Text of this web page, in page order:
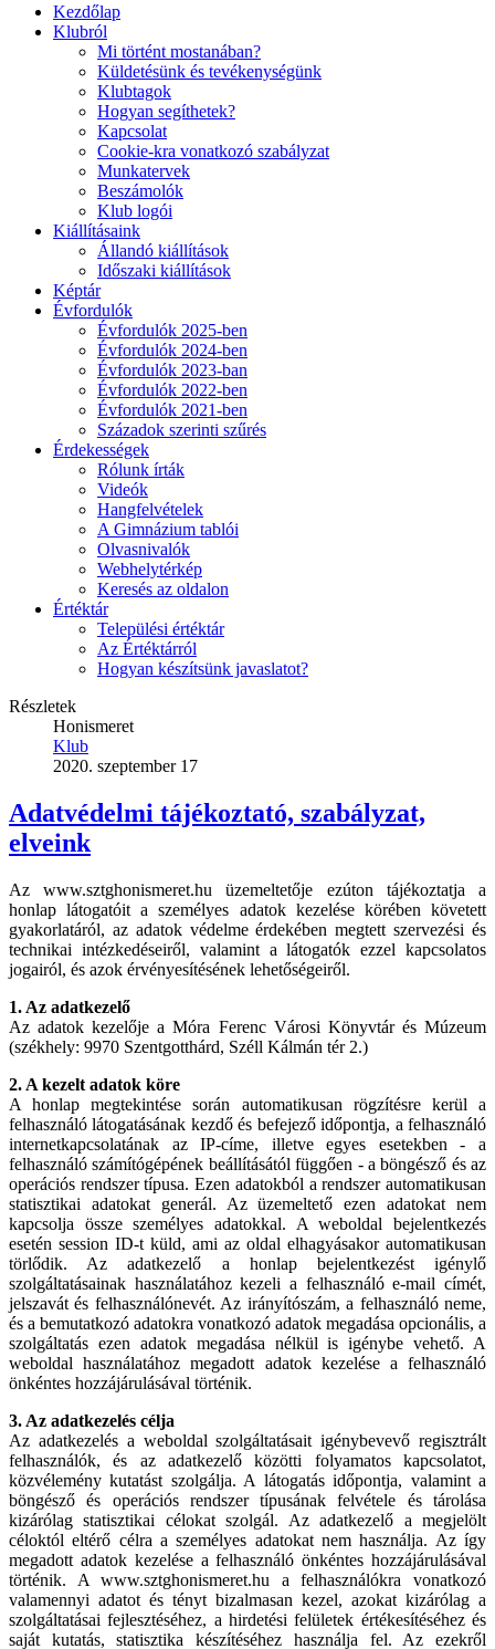
Kezdőlap
Klubról
Mi történt mostanában?
Küldetésünk és tevékenységünk
Klubtagok
Hogyan segíthetek?
Kapcsolat
Cookie-kra vonatkozó szabályzat
Munkatervek
Beszámolók
Klub logói
Kiállításaink
Állandó kiállítások
Időszaki kiállítások
Képtár
Évfordulók
Évfordulók 2025-ben
Évfordulók 2024-ben
Évfordulók 2023-ban
Évfordulók 2022-ben
Évfordulók 2021-ben
Századok szerinti szűrés
Érdekességek
Rólunk írták
Videók
Hangfelvételek
A Gimnázium tablói
Olvasnivalók
Webhelytérkép
Keresés az oldalon
Értéktár
Települési értéktár
Az Értéktárról
Hogyan készítsünk javaslatot?
Részletek
Honismeret
Klub
2020. szeptember 17
Adatvédelmi tájékoztató, szabályzat,
elveink
Az www.sztghonismeret.hu üzemeltetője ezúton tájékoztatja a
honlap látogatóit a személyes adatok kezelése körében követett
gyakorlatáról, az adatok védelme érdekében megtett szervezési és
technikai intézkedéseiről, valamint a látogatók ezzel kapcsolatos
jogairól, és azok érvényesítésének lehetőségeiről.
1. Az adatkezelő
Az adatok kezelője a Móra Ferenc Városi Könyvtár és Múzeum
(székhely: 9970 Szentgotthárd, Széll Kálmán tér 2.)
2. A kezelt adatok köre
A honlap megtekintése során automatikusan rögzítésre kerül a
felhasználó látogatásának kezdő és befejező időpontja, a felhasználó
internetkapcsolatának az IP-címe, illetve egyes esetekben - a
felhasználó számítógépének beállításától függően - a böngésző és az
operációs rendszer típusa. Ezen adatokból a rendszer automatikusan
statisztikai adatokat generál. Az üzemeltető ezen adatokat nem
kapcsolja össze személyes adatokkal. A weboldal bejelentkezés
esetén session ID-t küld, ami az oldal elhagyásakor automatikusan
törlődik. Az adatkezelő a honlap bejelentkezést igénylő
szolgáltatásainak használatához kezeli a felhasználó e-mail címét,
jelszavát és felhasználónevét. Az irányítószám, a felhasználó neme,
és a bemutatkozó adatokra vonatkozó adatok megadása opcionális, a
szolgáltatás ezen adatok megadása nélkül is igénybe vehető. A
weboldal használatához megadott adatok kezelése a felhasználó
önkéntes hozzájárulásával történik.
3. Az adatkezelés célja
Az adatkezelés a weboldal szolgáltatásait igénybevevő regisztrált
felhasználók, és az adatkezelő közötti folyamatos kapcsolatot,
közvélemény kutatást szolgálja. A látogatás időpontja, valamint a
böngésző és operációs rendszer típusának felvétele és tárolása
kizárólag statisztikai célokat szolgál. Az adatkezelő a megjelölt
céloktól eltérő célra a személyes adatokat nem használja. Az így
megadott adatok kezelése a felhasználó önkéntes hozzájárulásával
történik. A www.sztghonismeret.hu a felhasználókra vonatkozó
valamennyi adatot és tényt bizalmasan kezel, azokat kizárólag a
szolgáltatásai fejlesztéséhez, a hirdetési felületek értékesítéséhez és
saját kutatás, statisztika készítéséhez használja fel. Az ezekről